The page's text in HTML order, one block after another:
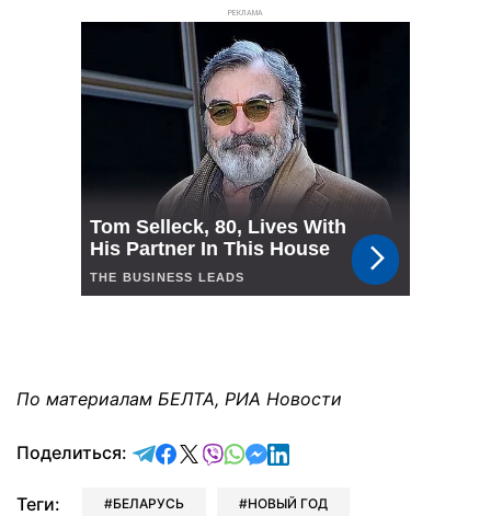
РЕКЛАМА
По материалам БЕЛТА, РИА Новости
Поделиться: отправить в Telegram
поделиться в Facebook
поделиться в X
отправить в Viber
отправить в Whatsapp
отправить в Messenger
отправить в LinkedIn
Теги: БЕЛАРУСЬ НОВЫЙ ГОД